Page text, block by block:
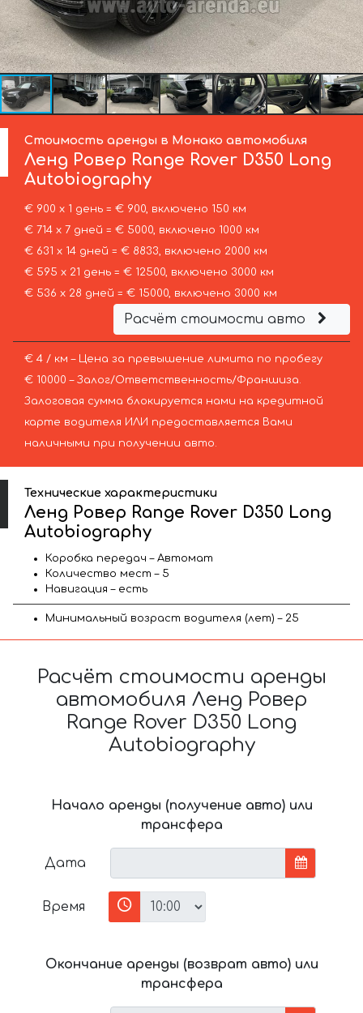
Стоимость аренды в Монако автомобиля
Ленд Ровер Range Rover D350 Long
Autobiography
€ 900 х 1 день = € 900, включено 150 км
€ 714 х 7 дней = € 5000, включено 1000 км
€ 631 х 14 дней = € 8833, включено 2000 км
€ 595 х 21 день = € 12500, включено 3000 км
€ 536 х 28 дней = € 15000, включено 3000 км
Расчёт стоимости авто
€ 4 / км – Цена за превышение лимита по пробегу
€ 10000 – Залог/Ответственность/Франшиза.
Залоговая сумма блокируется нами на кредитной
карте водителя ИЛИ предоставляется Вами
наличными при получении авто.
Технические характеристики
Ленд Ровер Range Rover D350 Long
Autobiography
Коробка передач – Автомат
Количество мест – 5
Навигация – есть
Минимальный возраст водителя (лет) – 25
Расчёт стоимости аренды
автомобиля Ленд Ровер
Range Rover D350 Long
Autobiography
Начало аренды (получение авто) или
трансфера
Дата
Время
Окончание аренды (возврат авто) или
трансфера